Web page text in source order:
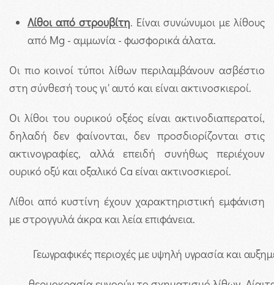
Λίθοι από στρουβίτη. Είναι συνώνυμοι με λίθους
από Mg - αμμωνία - φωσφορικά άλατα.
Οι πιο κοινοί τύποι λίθων περιλαμβάνουν ασβέστιο
στη σύνθεσή τους γι' αυτό και είναι ακτινοσκιεροί.
Οι λίθοι του ουρικού οξέος είναι ακτινοδιαπερατοί,
δηλαδή δεν φαίνονται, δεν προσδιορίζονται στις
ακτινογραφίες, αλλά επειδή συνήθως περιέχουν
ουρικό οξύ και οξαλικό Ca είναι ακτινοσκιεροί.
Λίθοι από κυστίνη έχουν χαρακτηριστική εμφάνιση
με στρογγυλά άκρα και λεία επιφάνεια.
Γεωγραφικές περιοχές με υψηλή υγρασία και